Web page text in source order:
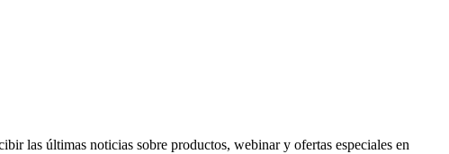
las últimas noticias sobre productos, webinar y ofertas especiales en